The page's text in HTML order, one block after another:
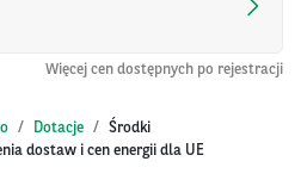
Więcej cen dostępnych po rejestracji
Dotacje
Środki
dostaw i cen energii dla UE